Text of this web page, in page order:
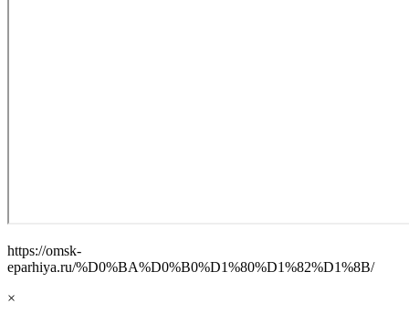
https://omsk-
eparhiya.ru/%D0%BA%D0%B0%D1%80%D1%82%D1%8B/
×